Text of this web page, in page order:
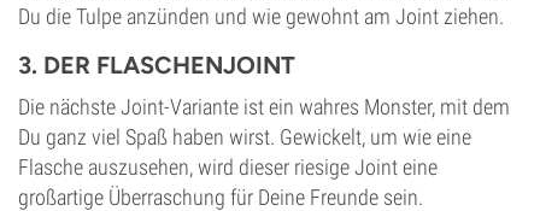
Du die Tulpe anzünden und wie gewohnt am Joint ziehen.
3. DER FLASCHENJOINT
Die nächste Joint-Variante ist ein wahres Monster, mit dem
Du ganz viel Spaß haben wirst. Gewickelt, um wie eine
Flasche auszusehen, wird dieser riesige Joint eine
großartige Überraschung für Deine Freunde sein.